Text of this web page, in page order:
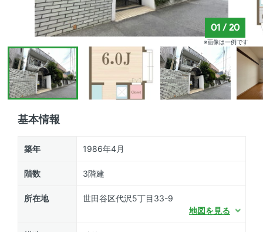
基本情報
築年 1986年4月
階数 3階建
所在地
世田谷区代沢5丁目33-9
地図を見る
01 /20
※画像は一例です